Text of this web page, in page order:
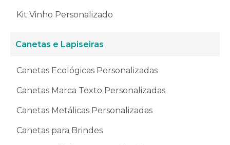
Kit Vinho Personalizado
Canetas e Lapiseiras
Canetas Ecológicas Personalizadas
Canetas Marca Texto Personalizadas
Canetas Metálicas Personalizadas
Canetas para Brindes